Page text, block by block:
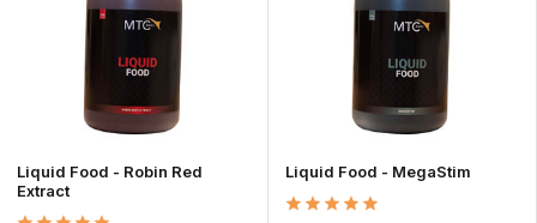
Liquid Food - Robin Red
Extract
Liquid Food - MegaStim